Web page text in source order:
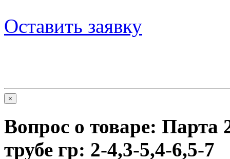
Оставить заявку
×
Вопрос о товаре: Парта
трубе гр: 2-4,3-5,4-6,5-7